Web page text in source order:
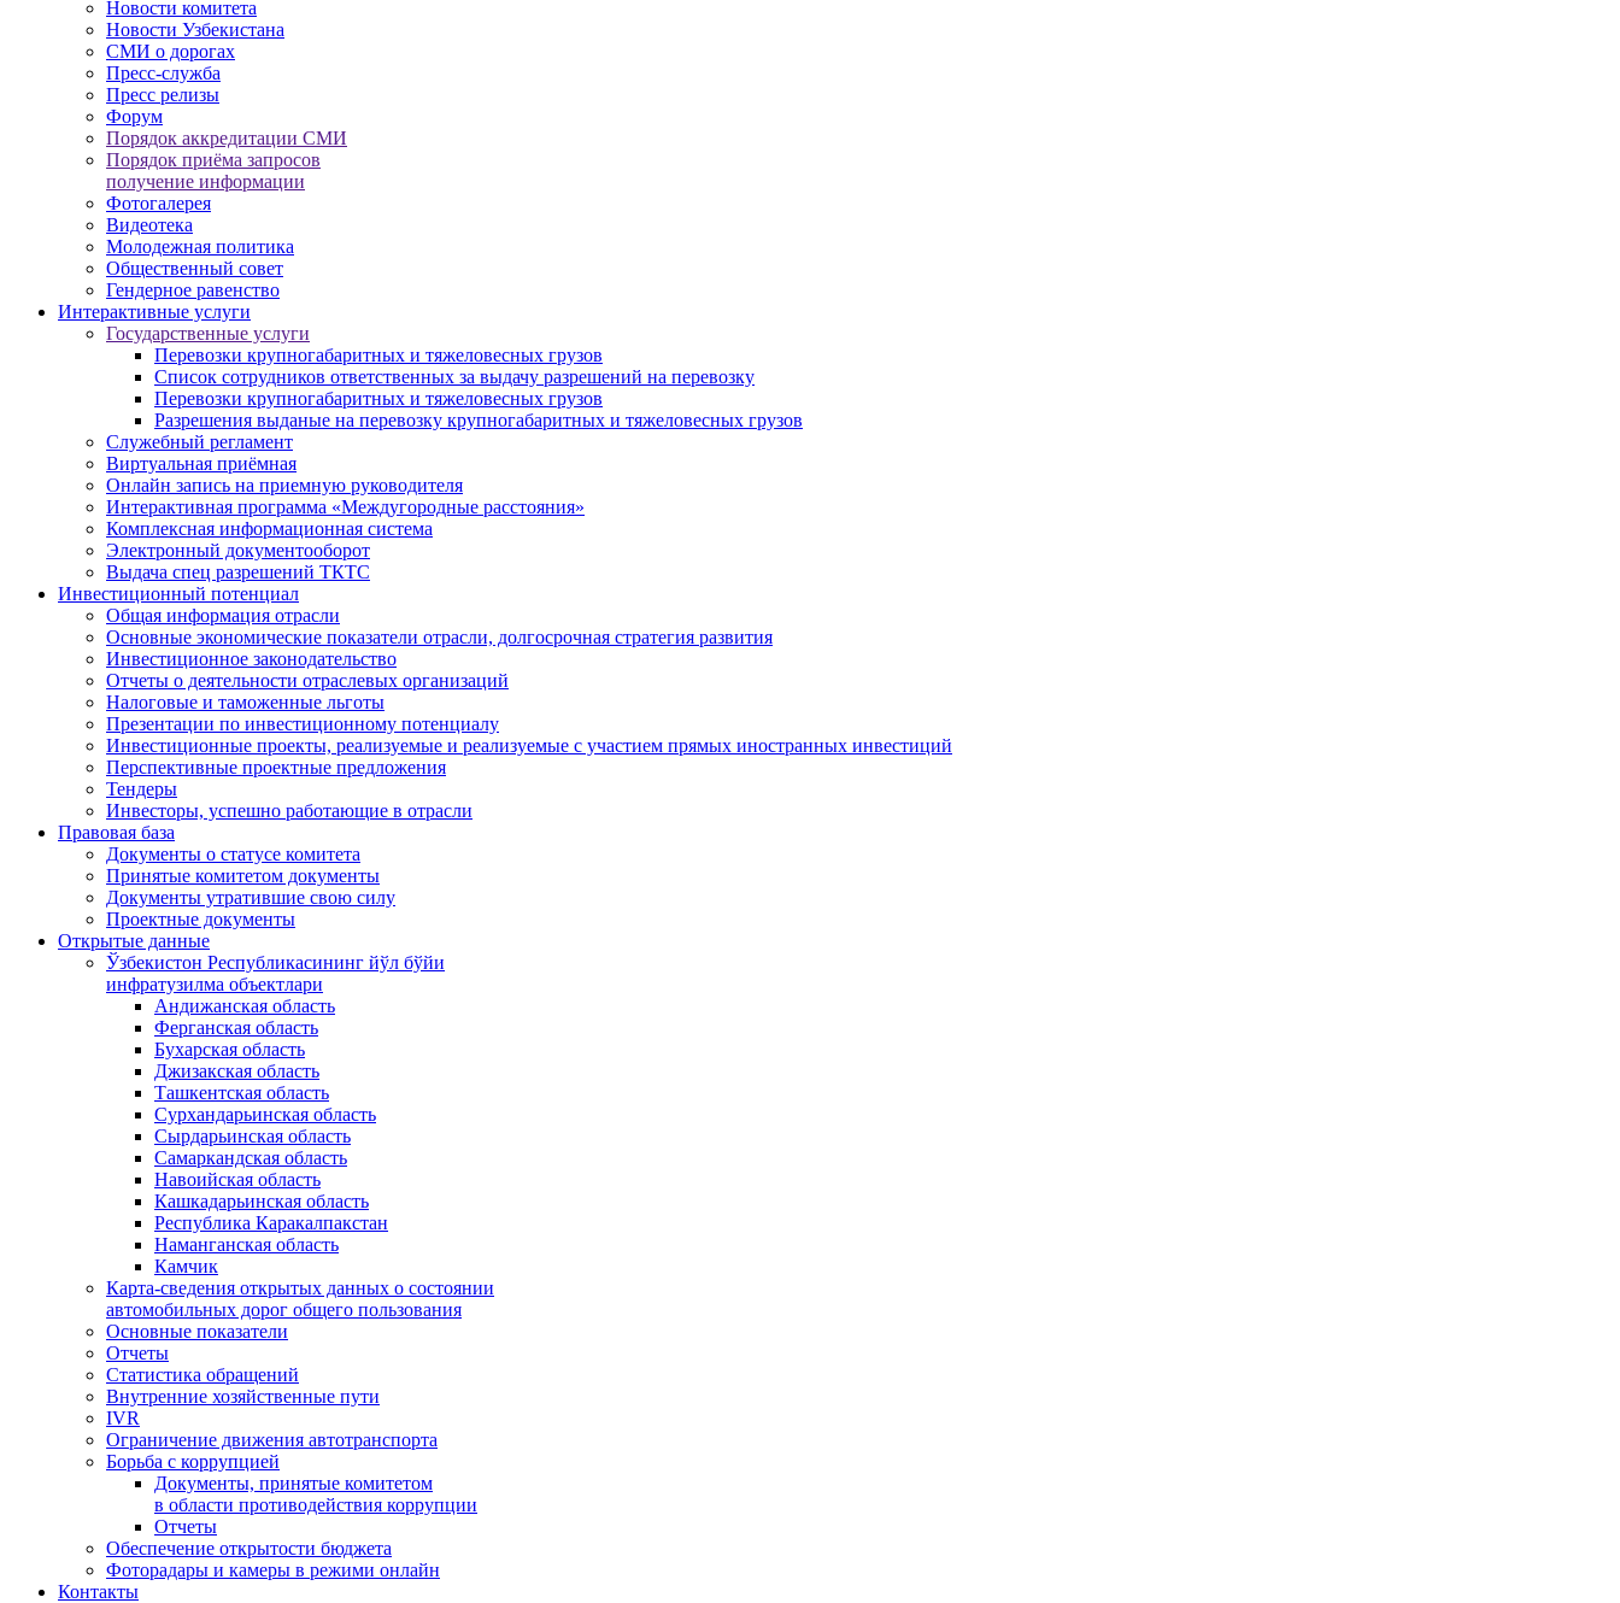
Новости комитета
Новости Узбекистана
СМИ о дорогах
Пресс-служба
Пресс релизы
Форум
Порядок аккредитации СМИ
Порядок приёма запросов
получение информации
Фотогалерея
Видеотека
Молодежная политика
Общественный совет
Гендерное равенство
Интерактивные услуги
Государственные услуги
Перевозки крупногабаритных и тяжеловесных грузов
Список сотрудников ответственных за выдачу разрешений на перевозку
Перевозки крупногабаритных и тяжеловесных грузов
Разрешения выданые на перевозку крупногабаритных и тяжеловесных грузов
Служебный регламент
Виртуальная приёмная
Онлайн запись на приемную руководителя
Интерактивная программа «Междугородные расстояния»
Комплексная информационная система
Электронный документооборот
Выдача спец разрешений ТКТС
Инвестиционный потенциал
Общая информация отрасли
Основные экономические показатели отрасли, долгосрочная стратегия развития
Инвестиционное законодательство
Отчеты о деятельности отраслевых организаций
Налоговые и таможенные льготы
Презентации по инвестиционному потенциалу
Инвестиционные проекты, реализуемые и реализуемые с участием прямых иностранных инвестиций
Перспективные проектные предложения
Тендеры
Инвесторы, успешно работающие в отрасли
Правовая база
Документы о статусе комитета
Принятые комитетом документы
Документы утратившие свою силу
Проектные документы
Открытые данные
Ўзбекистон Республикасининг йўл бўйи
инфратузилма объектлари
Андижанская область
Ферганская область
Бухарская область
Джизакская область
Ташкентская область
Сурхандарьинская область
Сырдарьинская область
Самаркандская область
Навоийская область
Кашкадарьинская область
Республика Каракалпакстан
Наманганская область
Камчик
Карта-сведения открытых данных о состоянии
автомобильных дорог общего пользования
Основные показатели
Отчеты
Статистика обращений
Внутренние хозяйственные пути
IVR
Ограничение движения автотранспорта
Борьба с коррупцией
Документы, принятые комитетом
в области противодействия коррупции
Отчеты
Обеспечение открытости бюджета
Фоторадары и камеры в режими онлайн
Контакты